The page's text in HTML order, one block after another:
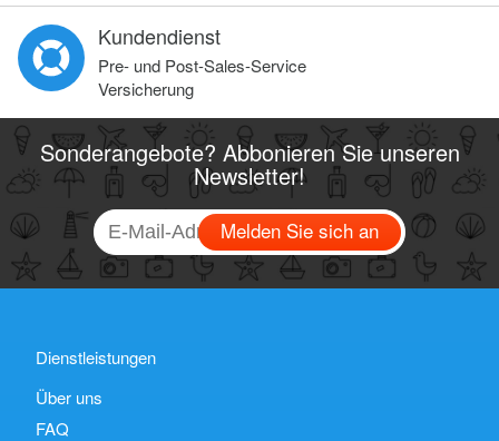
Kundendienst
Pre- und Post-Sales-Service
Versicherung
Sonderangebote? Abbonieren Sie unseren
Newsletter!
Melden Sie sich an
Dienstleistungen
Über uns
FAQ